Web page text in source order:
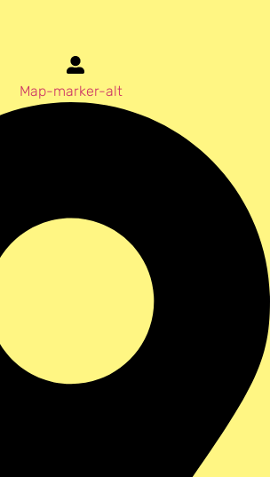
Map-marker-alt